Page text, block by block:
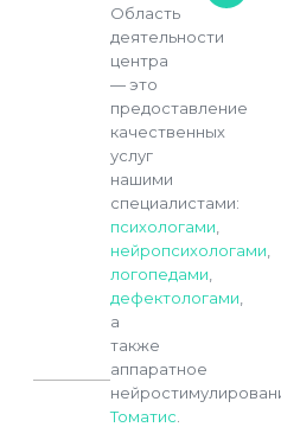
Область
деятельности
центра
— это
предоставление
качественных
услуг
нашими
специалистами:
психологами
нейропсихологами
логопедами
дефектологами
а
также
аппаратное
Томатис